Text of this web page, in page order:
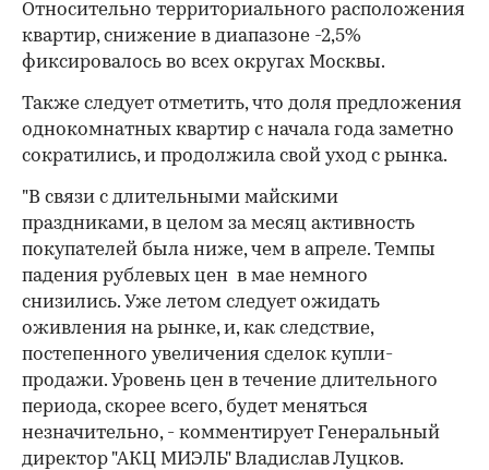
Относительно территориального расположения
квартир, снижение в диапазоне -2,5%
фиксировалось во всех округах Москвы.
Также следует отметить, что доля предложения
однокомнатных квартир с начала года заметно
сократились, и продолжила свой уход с рынка.
"В связи с длительными майскими
праздниками, в целом за месяц активность
покупателей была ниже, чем в апреле. Темпы
падения рублевых цен в мае немного
снизились. Уже летом следует ожидать
оживления на рынке, и, как следствие,
постепенного увеличения сделок купли-
продажи. Уровень цен в течение длительного
периода, скорее всего, будет меняться
незначительно, - комментирует Генеральный
директор "АКЦ МИЭЛЬ" Владислав Луцков.